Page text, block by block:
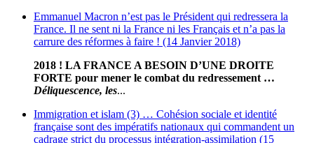
Emmanuel Macron n’est pas le Président qui redressera la
France. Il ne sent ni la France ni les Français et n’a pas la
carrure des réformes à faire ! (14 Janvier 2018)
2018 ! LA FRANCE A BESOIN D’UNE DROITE
FORTE pour mener le combat du redressement …
Déliquescence, les...
Immigration et islam (3) … Cohésion sociale et identité
française sont des impératifs nationaux qui commandent un
cadrage strict du processus intégration-assimilation (15